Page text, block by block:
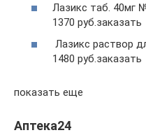
Лазикс таб. 40мг
1370 руб.заказать
Лазикс раствор
1480 руб.заказать
показать еще
Аптека24